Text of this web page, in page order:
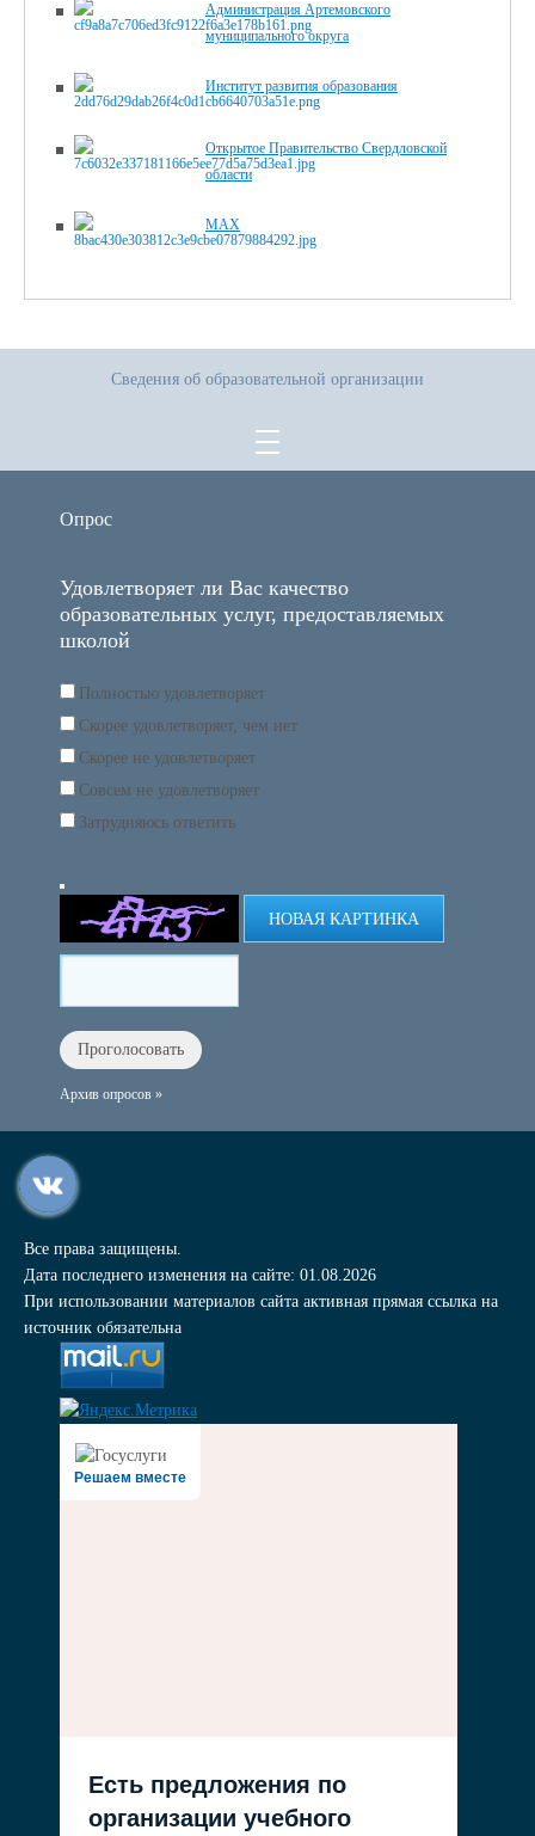
Администрация Артемовского
муниципального округа
Институт развития образования
Открытое Правительство Свердловской
области
MAX
Сведения об образовательной организации
Опрос
Удовлетворяет ли Вас качество
образовательных услуг, предоставляемых
школой
Полностью удовлетворяет
Скорее удовлетворяет, чем нет
Скорее не удовлетворяет
Совсем не удовлетворяет
Затрудняюсь ответить
НОВАЯ КАРТИНКА
Архив опросов »
Все права защищены.
Дата последнего изменения на сайте: 01.08.2026
При использовании материалов сайта активная прямая ссылка на
источник обязательна
Решаем вместе
Есть предложения по
организации учебного